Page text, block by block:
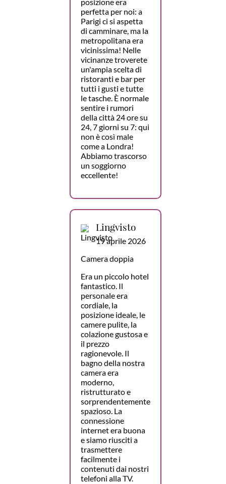
perfetta per noi: a
Parigi ci si aspetta
di camminare, ma la
metropolitana era
vicinissima! Nelle
vicinanze troverete
un'ampia scelta di
ristoranti e bar per
tutti i gusti e tutte
le tasche. È normale
sentire i rumori
della città 24 ore su
24, 7 giorni su 7: qui
non è così male
come a Londra!
Abbiamo trascorso
un soggiorno
eccellente!
Lingvisto
19 aprile 2026
Camera doppia
Era un piccolo hotel
fantastico. Il
personale era
cordiale, la
posizione ideale, le
camere pulite, la
colazione gustosa e
il prezzo
ragionevole. Il
bagno della nostra
camera era
moderno,
ristrutturato e
sorprendentemente
spazioso. La
connessione
internet era buona
e siamo riusciti a
trasmettere
facilmente i
contenuti dai nostri
telefoni alla TV.